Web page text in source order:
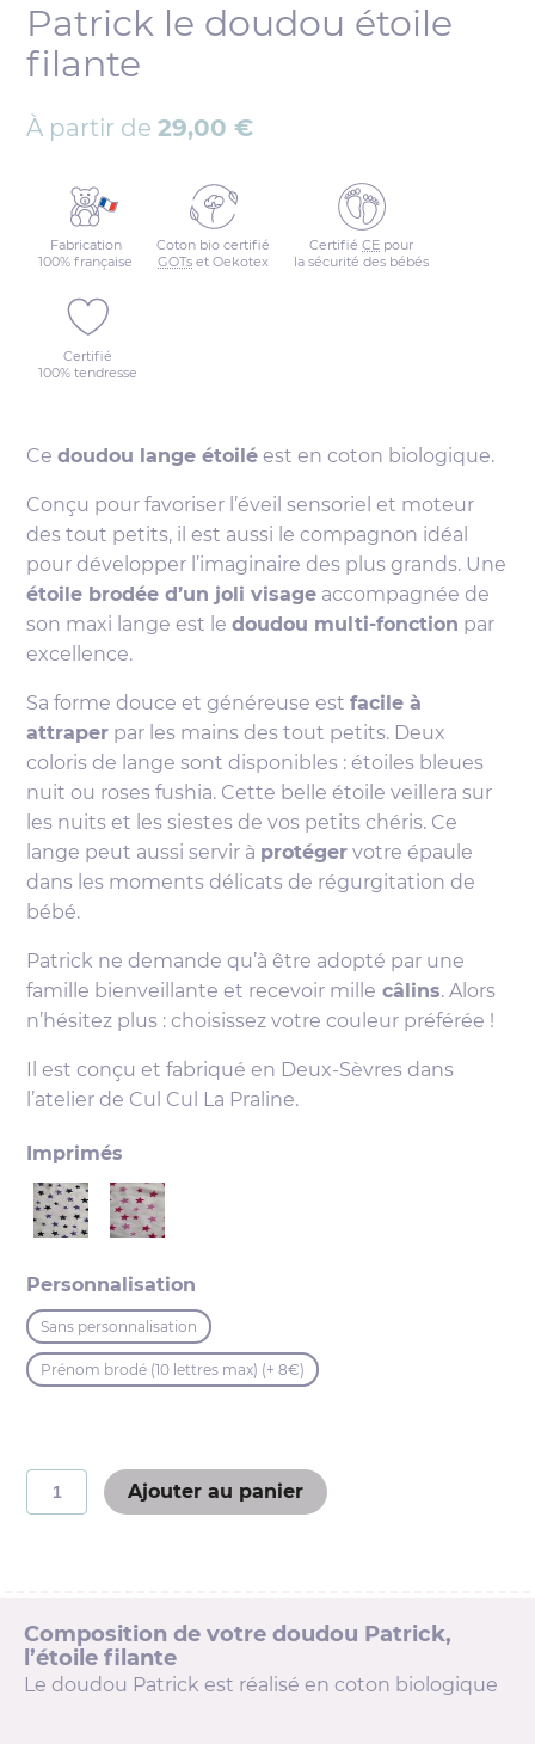
Patrick le doudou étoile
filante
À partir de29,00€
Fabrication
100% française
Coton bio certifié
GOTs et Oekotex
CertifiéCE pour
la sécurité des bébés
Certifié
100% tendresse
Cedoudou lange étoilé est en coton biologique.
Conçu pour favoriser l’éveil sensoriel et moteur
des tout petits, il est aussi le compagnon idéal
pour développer l’imaginaire des plus grands. Une
étoile brodée d’un joli visage accompagnée de
son maxi lange est ledoudou multi-fonction par
excellence.
Sa forme douce et généreuse estfacile à
attraper par les mains des tout petits. Deux
coloris de lange sont disponibles : étoiles bleues
nuit ou roses fushia. Cette belle étoile veillera sur
les nuits et les siestes de vos petits chéris. Ce
lange peut aussi servir à protéger votre épaule
dans les moments délicats de régurgitation de
bébé.
Patrick ne demande qu’à être adopté par une
famille bienveillante et recevoir mille câlins. Alors
n’hésitez plus : choisissez votre couleur préférée !
Il est conçu et fabriqué en Deux-Sèvres dans
l’atelier de Cul Cul La Praline.
Imprimés
Personnalisation
Sans personnalisation
Prénom brodé (10 lettres max) (+ 8€)
quantité
Patrick
Ajouter au panier
Composition de votre doudou Patrick,
l’étoile filante
Le doudou Patrick est réalisé en coton biologique